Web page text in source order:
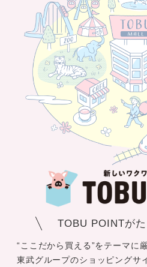
TOBU POINTが
“ここだから買える”をテーマに
東武グループのショッピングサ